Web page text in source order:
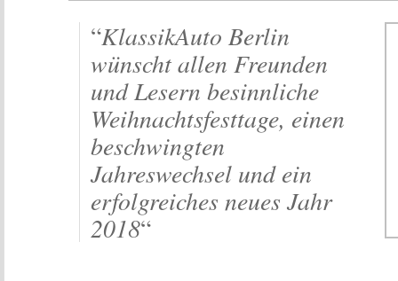
“KlassikAuto Berlin
wünscht allen Freunden
und Lesern besinnliche
Weihnachtsfesttage, einen
beschwingten
Jahreswechsel und ein
erfolgreiches neues Jahr
2018“